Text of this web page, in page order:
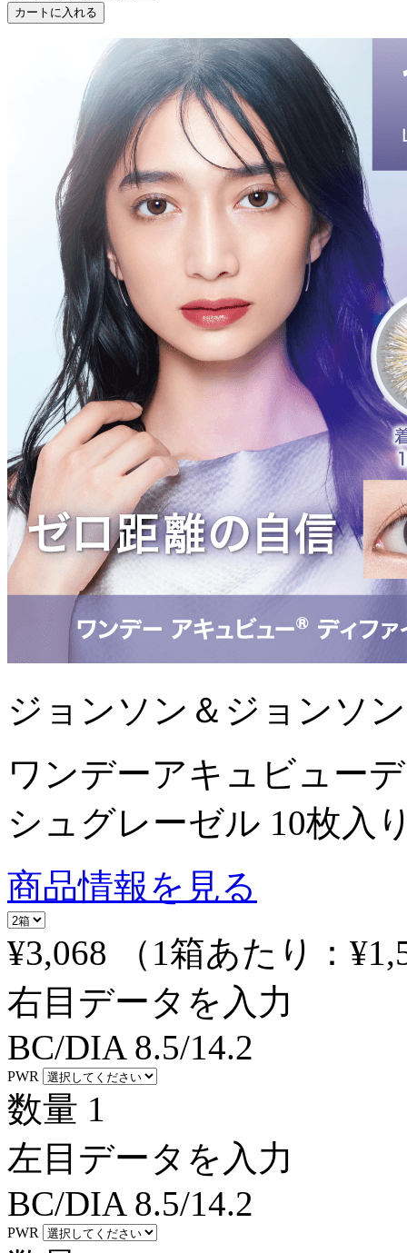
カートに入れる
ジョンソン＆ジョンソン
ワンデーアキュビュー
シュグレーゼル 10枚入
商品情報を見る
¥3,068
（1箱あたり：
右目データを入力
BC/DIA 8.5/14.2
PWR
数量 1
左目データを入力
BC/DIA 8.5/14.2
PWR